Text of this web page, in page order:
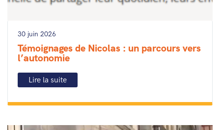
30 juin 2026
Témoignages de Nicolas : un parcours vers
l’autonomie
Lire la suite